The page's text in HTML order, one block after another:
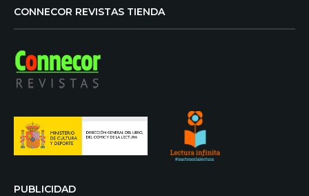
CONNECOR REVISTAS TIENDA
PUBLICIDAD